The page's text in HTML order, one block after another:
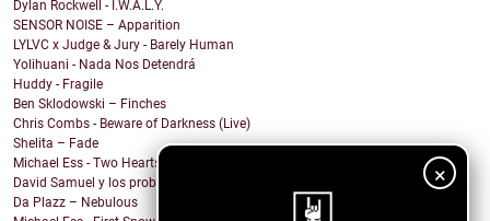
×
Dylan Rockwell - I.W.A.L.Y.
SENSOR NOISE – Apparition
LYLVC x Judge & Jury - Barely Human
Yolihuani - Nada Nos Detendrá
Huddy - Fragile
Ben Sklodowski – Finches
Chris Combs - Beware of Darkness (Live)
Shelita – Fade
Michael Ess - Two Hearts
David Samuel y los problemas de Macario - Difícil ...
Da Plazz – Nebulous